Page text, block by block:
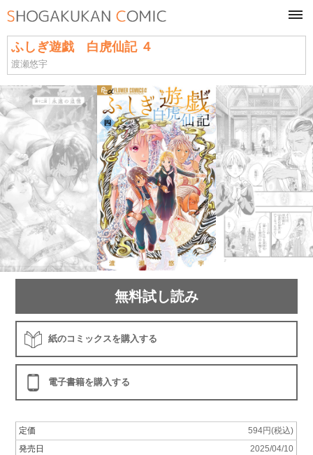
ふしぎ遊戯 白虎仙記 ４
渡瀬悠宇
無料試し読み
紙のコミックスを購入する
電子書籍を購入する
定価
594円(税込)
発売日
2025/04/10